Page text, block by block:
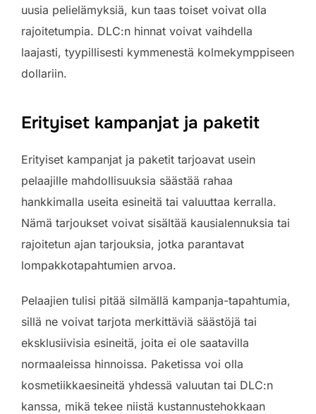
uusia pelielämyksiä, kun taas toiset voivat olla
rajoitetumpia. DLC:n hinnat voivat vaihdella
laajasti, tyypillisesti kymmenestä kolmekymppiseen
dollariin.
Erityiset kampanjat ja paketit
Erityiset kampanjat ja paketit tarjoavat usein
pelaajille mahdollisuuksia säästää rahaa
hankkimalla useita esineitä tai valuuttaa kerralla.
Nämä tarjoukset voivat sisältää kausialennuksia tai
rajoitetun ajan tarjouksia, jotka parantavat
lompakkotapahtumien arvoa.
Pelaajien tulisi pitää silmällä kampanja-tapahtumia,
sillä ne voivat tarjota merkittäviä säästöjä tai
eksklusiivisia esineitä, joita ei ole saatavilla
normaaleissa hinnoissa. Paketissa voi olla
kosmetiikkaesineitä yhdessä valuutan tai DLC:n
kanssa, mikä tekee niistä kustannustehokkaan